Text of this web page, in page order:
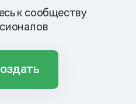
к сообществу